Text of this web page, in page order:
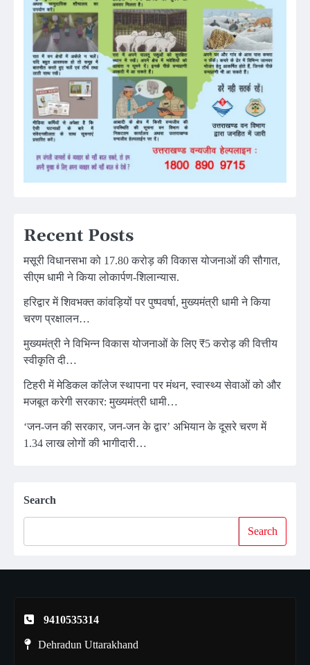
Recent Posts
मसूरी विधानसभा को 17.80 करोड़ की विकास योजनाओं की सौगात,
सीएम धामी ने किया लोकार्पण-शिलान्यास.
हरिद्वार में शिवभक्त कांवड़ियों पर पुष्पवर्षा, मुख्यमंत्री धामी ने किया
चरण प्रक्षालन…
मुख्यमंत्री ने विभिन्न विकास योजनाओं के लिए ₹5 करोड़ की वित्तीय
स्वीकृति दी…
टिहरी में मेडिकल कॉलेज स्थापना पर मंथन, स्वास्थ्य सेवाओं को और
मजबूत करेगी सरकार: मुख्यमंत्री धामी…
‘जन-जन की सरकार, जन-जन के द्वार’ अभियान के दूसरे चरण में
1.34 लाख लोगों की भागीदारी…
Search
Search
9410535314
Dehradun Uttarakhand